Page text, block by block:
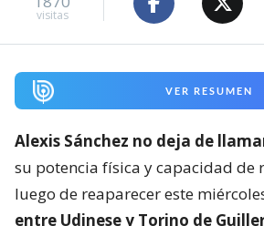
visitas
VER RESUMEN
Alexis Sánchez no deja de
su potencia física y capacidad de
luego de reaparecer este
entre Udinese y Torino de